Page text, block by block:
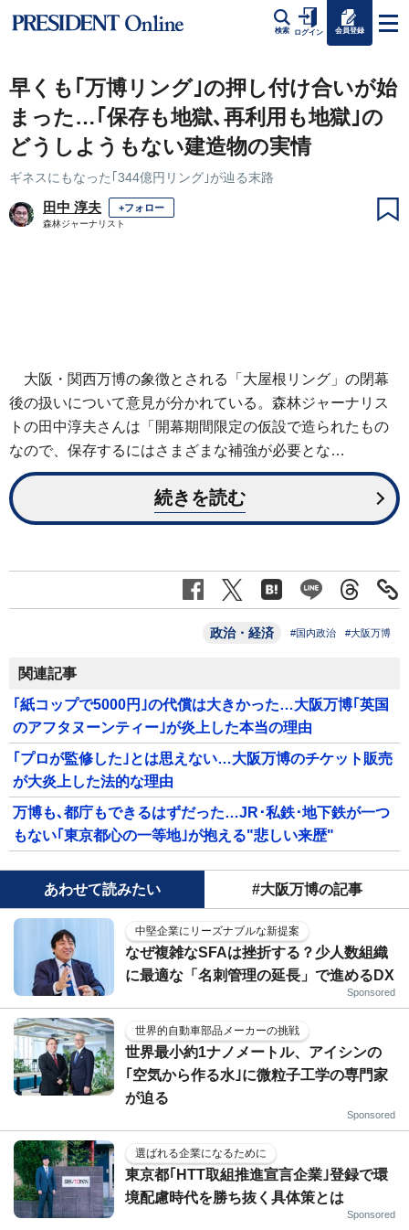
検索 ログイン 会員登録
早くも｢万博リング｣の押し付け合いが始
まった…｢保存も地獄､再利用も地獄｣の
どうしようもない建造物の実情
ギネスにもなった｢344億円リング｣が辿る末路
田中 淳夫 +フォロー
森林ジャーナリスト
大阪・関西万博の象徴とされる「大屋根リング」の閉幕
後の扱いについて意見が分かれている。森林ジャーナリス
トの田中淳夫さんは「開幕期間限定の仮設で造られたもの
なので、保存するにはさまざまな補強が必要とな…
続きを読む
政治・経済 #国内政治 #大阪万博
関連記事
｢紙コップで5000円｣の代償は大きかった…大阪万博｢英国
のアフタヌーンティー｣が炎上した本当の理由
｢プロが監修した｣とは思えない…大阪万博のチケット販売
が大炎上した法的な理由
万博も､都庁もできるはずだった…JR･私鉄･地下鉄が一つ
もない｢東京都心の一等地｣が抱える"悲しい来歴"
あわせて読みたい #大阪万博の記事
中堅企業にリーズナブルな新提案
なぜ複雑なSFAは挫折する？少人数組織
に最適な「名刺管理の延長」で進めるDX
Sponsored
世界的自動車部品メーカーの挑戦
世界最小約1ナノメートル、アイシンの
｢空気から作る水｣に微粒子工学の専門家
が迫る
Sponsored
選ばれる企業になるために
東京都｢HTT取組推進宣言企業｣登録で環
境配慮時代を勝ち抜く具体策とは
Sponsored